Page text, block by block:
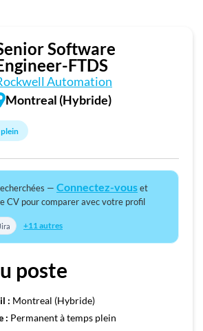
Software
FTDS
Automation
Montreal (Hybride)
— Connectez-vouset
CV pour comparer avec votre profil
Jira +11 autres
poste
: Montreal (Hybride)
: Permanent à temps plein